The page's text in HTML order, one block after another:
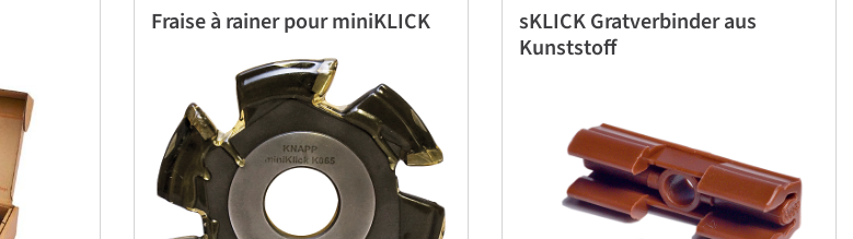
Fraise à rainer pour miniKLICK
sKLICK Gratverbinder aus
Kunststoff